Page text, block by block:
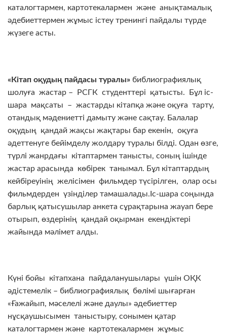
каталогтармен, картотекалармен және анықтамалық
әдебиеттермен жұмыс істеу тренингі пайдалы түрде
жүзеге асты.
«Кітап оқудың пайдасы туралы» библиографиялық
шолуға жастар – РСГК студенттері қатысты. Бұл іс-
шара мақсаты – жастарды кітапқа және оқуға тарту,
отандық мәдениетті дамыту және сақтау. Балалар
оқудың қандай жақсы жақтары бар екенін, оқуға
әдеттенуге бейімделу жолдару туралы білді. Одан өзге,
түрлі жанрдағы кітаптармен танысты, соның ішінде
жастар арасында көбірек танымал. Бұл кітаптардың
кейбіреуінің желісімен фильмдер түсірілген, олар осы
фильмдерден үзінділер тамашалады.Іс-шара соңында
барлық қатысушылар анкета сұрақтарына жауап бере
отырып, өздерінің қандай оқырман екендіктері
жайында мәлімет алды.
Күні бойы кітапхана пайдаланушылары үшін ОҚК
әдістемелік – библиографиялық бөлімі шығарған
«Ғажайып, мәселелі және даулы» әдебиеттер
нұсқаушысымен таныстыру, сонымен қатар
каталогтармен және картотекалармен жұмыс